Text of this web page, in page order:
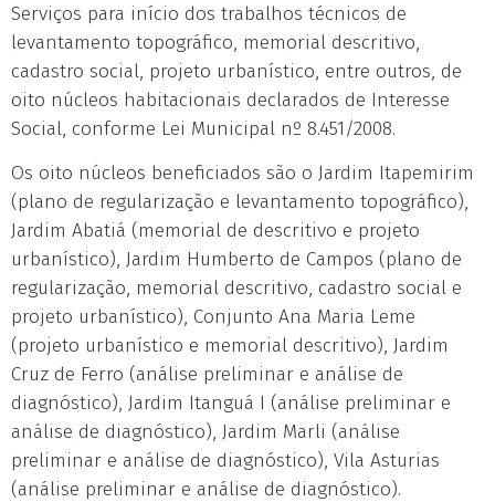
Serviços para início dos trabalhos técnicos de
levantamento topográfico, memorial descritivo,
cadastro social, projeto urbanístico, entre outros, de
oito núcleos habitacionais declarados de Interesse
Social, conforme Lei Municipal nº 8.451/2008.
Os oito núcleos beneficiados são o Jardim Itapemirim
(plano de regularização e levantamento topográfico),
Jardim Abatiá (memorial de descritivo e projeto
urbanístico), Jardim Humberto de Campos (plano de
regularização, memorial descritivo, cadastro social e
projeto urbanístico), Conjunto Ana Maria Leme
(projeto urbanístico e memorial descritivo), Jardim
Cruz de Ferro (análise preliminar e análise de
diagnóstico), Jardim Itanguá I (análise preliminar e
análise de diagnóstico), Jardim Marli (análise
preliminar e análise de diagnóstico), Vila Asturias
(análise preliminar e análise de diagnóstico).